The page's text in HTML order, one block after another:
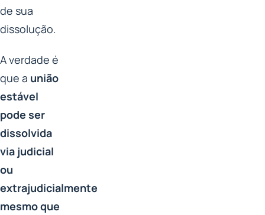
de sua
dissolução.
A verdade é
que a união
estável
pode ser
dissolvida
via judicial
ou
extrajudicialmente
mesmo que